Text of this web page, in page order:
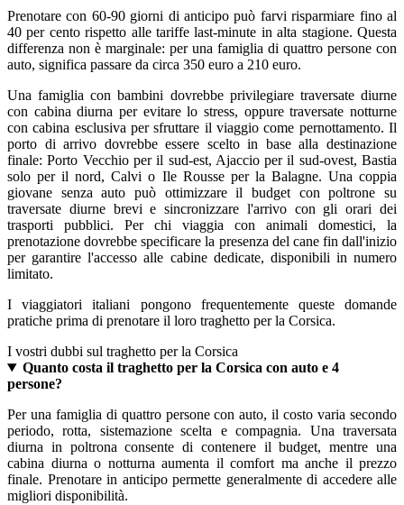
Prenotare con 60-90 giorni di anticipo può farvi risparmiare fino al
40 per centorispetto alle tariffe last-minute in alta stagione. Questa
differenza non è marginale: per una famiglia di quattro persone con
auto, significa passare da circa 350 euro a 210 euro.
Una famiglia con bambini dovrebbe privilegiare traversate diurne
con cabina diurna per evitare lo stress, oppure traversate notturne
con cabina esclusiva per sfruttare il viaggio come pernottamento. Il
porto di arrivo dovrebbe essere scelto in base alla destinazione
finale: Porto Vecchio per il sud-est, Ajaccio per il sud-ovest, Bastia
solo per il nord, Calvi o Ile Rousse per la Balagne. Una coppia
giovane senza auto può ottimizzare il budget con poltrone su
traversate diurne brevi e sincronizzare l'arrivo con gli orari dei
trasporti pubblici. Per chi viaggia con animali domestici, la
prenotazione dovrebbe specificare la presenza del cane fin dall'inizio
per garantire l'accesso alle cabine dedicate, disponibili in numero
limitato.
I viaggiatori italiani pongono frequentemente queste domande
pratiche prima di prenotare il loro traghetto per la Corsica.
I vostri dubbi sul traghetto per la Corsica
Quanto costa il traghetto per la Corsica con auto e 4
persone?
Per una famiglia di quattro persone con auto, il costo varia secondo
periodo, rotta, sistemazione scelta e compagnia. Una traversata
diurna in poltrona consente di contenere il budget, mentre una
cabina diurna o notturna aumenta il comfort ma anche il prezzo
finale. Prenotare in anticipo permette generalmente di accedere alle
migliori disponibilità.